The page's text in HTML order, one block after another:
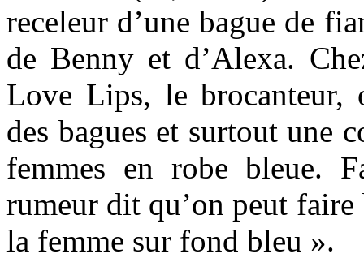
receleur d’une bague de
de Benny et d’Alexa.
Love Lips, le
des bagues et surtout une
femmes en robe bleue.
rumeur dit qu’on peut faire
la femme sur fond bleu ».